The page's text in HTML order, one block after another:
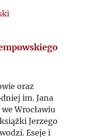
oraz
im. Jana
Wrocławiu
Jerzego
Eseje i